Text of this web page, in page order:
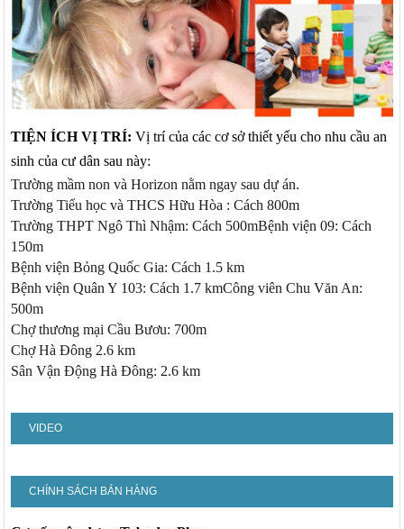
TIỆN ÍCH VỊ TRÍ: Vị trí của các cơ sở thiết yếu cho nhu cầu an
sinh của cư dân sau này:
Trường mầm non và Horizon nằm ngay sau dự án.
Trường Tiểu học và THCS Hữu Hòa : Cách 800m
Trường THPT Ngô Thì Nhậm: Cách 500mBệnh viện 09: Cách
150m
Bệnh viện Bỏng Quốc Gia: Cách 1.5 km
Bệnh viện Quân Y 103: Cách 1.7 kmCông viên Chu Văn An:
500m
Chợ thương mại Cầu Bươu: 700m
Chợ Hà Đông 2.6 km
Sân Vận Động Hà Đông: 2.6 km
VIDEO
CHÍNH SÁCH BÁN HÀNG